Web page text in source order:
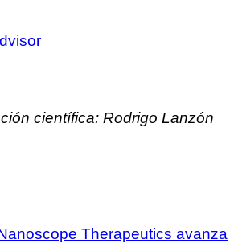
científica: Rodrigo Lanzón
Therapeutics avanza